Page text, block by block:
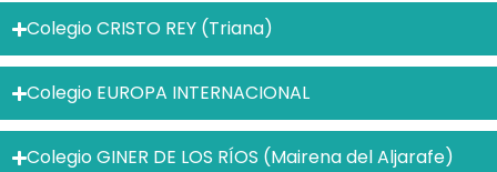
Colegio CRISTO REY (Triana)
Colegio EUROPA INTERNACIONAL
Colegio GINER DE LOS RÍOS (Mairena del Aljarafe)